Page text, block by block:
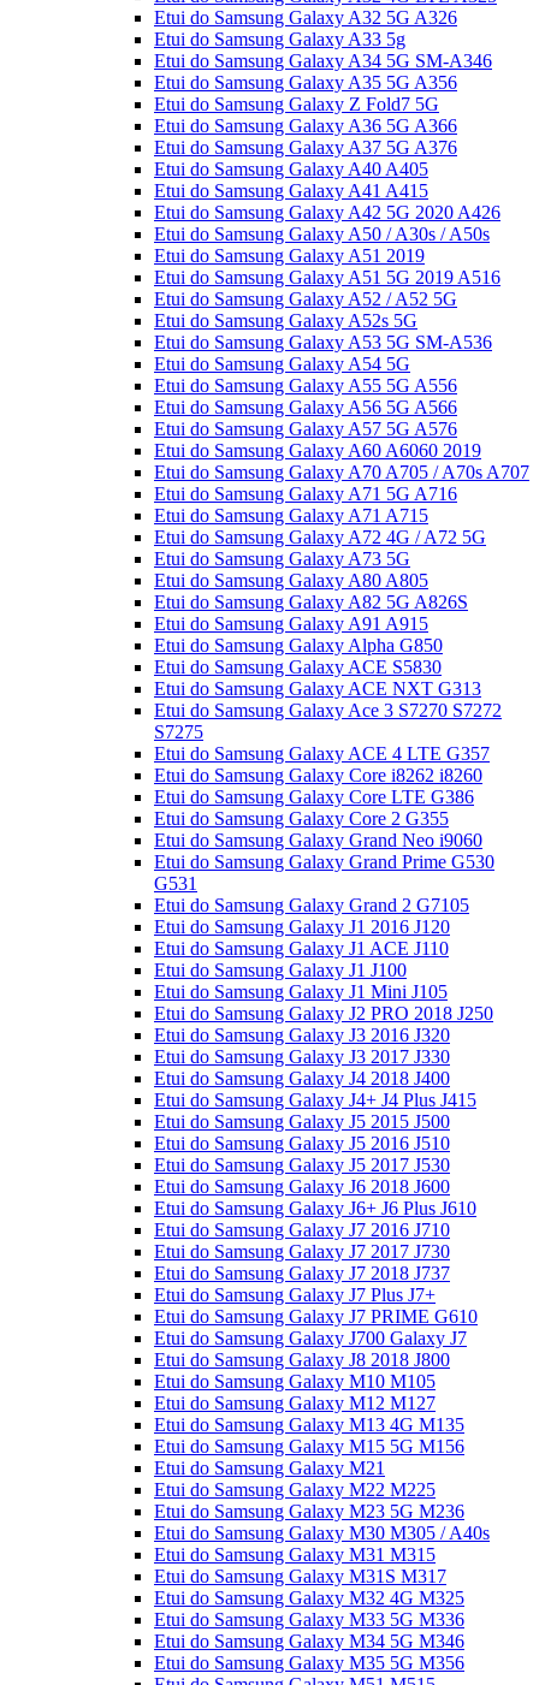
Etui do Samsung Galaxy A32 5G A326
Etui do Samsung Galaxy A33 5g
Etui do Samsung Galaxy A34 5G SM-A346
Etui do Samsung Galaxy A35 5G A356
Etui do Samsung Galaxy Z Fold7 5G
Etui do Samsung Galaxy A36 5G A366
Etui do Samsung Galaxy A37 5G A376
Etui do Samsung Galaxy A40 A405
Etui do Samsung Galaxy A41 A415
Etui do Samsung Galaxy A42 5G 2020 A426
Etui do Samsung Galaxy A50 / A30s / A50s
Etui do Samsung Galaxy A51 2019
Etui do Samsung Galaxy A51 5G 2019 A516
Etui do Samsung Galaxy A52 / A52 5G
Etui do Samsung Galaxy A52s 5G
Etui do Samsung Galaxy A53 5G SM-A536
Etui do Samsung Galaxy A54 5G
Etui do Samsung Galaxy A55 5G A556
Etui do Samsung Galaxy A56 5G A566
Etui do Samsung Galaxy A57 5G A576
Etui do Samsung Galaxy A60 A6060 2019
Etui do Samsung Galaxy A70 A705 / A70s A707
Etui do Samsung Galaxy A71 5G A716
Etui do Samsung Galaxy A71 A715
Etui do Samsung Galaxy A72 4G / A72 5G
Etui do Samsung Galaxy A73 5G
Etui do Samsung Galaxy A80 A805
Etui do Samsung Galaxy A82 5G A826S
Etui do Samsung Galaxy A91 A915
Etui do Samsung Galaxy Alpha G850
Etui do Samsung Galaxy ACE S5830
Etui do Samsung Galaxy ACE NXT G313
Etui do Samsung Galaxy Ace 3 S7270 S7272
S7275
Etui do Samsung Galaxy ACE 4 LTE G357
Etui do Samsung Galaxy Core i8262 i8260
Etui do Samsung Galaxy Core LTE G386
Etui do Samsung Galaxy Core 2 G355
Etui do Samsung Galaxy Grand Neo i9060
Etui do Samsung Galaxy Grand Prime G530
G531
Etui do Samsung Galaxy Grand 2 G7105
Etui do Samsung Galaxy J1 2016 J120
Etui do Samsung Galaxy J1 ACE J110
Etui do Samsung Galaxy J1 J100
Etui do Samsung Galaxy J1 Mini J105
Etui do Samsung Galaxy J2 PRO 2018 J250
Etui do Samsung Galaxy J3 2016 J320
Etui do Samsung Galaxy J3 2017 J330
Etui do Samsung Galaxy J4 2018 J400
Etui do Samsung Galaxy J4+ J4 Plus J415
Etui do Samsung Galaxy J5 2015 J500
Etui do Samsung Galaxy J5 2016 J510
Etui do Samsung Galaxy J5 2017 J530
Etui do Samsung Galaxy J6 2018 J600
Etui do Samsung Galaxy J6+ J6 Plus J610
Etui do Samsung Galaxy J7 2016 J710
Etui do Samsung Galaxy J7 2017 J730
Etui do Samsung Galaxy J7 2018 J737
Etui do Samsung Galaxy J7 Plus J7+
Etui do Samsung Galaxy J7 PRIME G610
Etui do Samsung Galaxy J700 Galaxy J7
Etui do Samsung Galaxy J8 2018 J800
Etui do Samsung Galaxy M10 M105
Etui do Samsung Galaxy M12 M127
Etui do Samsung Galaxy M13 4G M135
Etui do Samsung Galaxy M15 5G M156
Etui do Samsung Galaxy M21
Etui do Samsung Galaxy M22 M225
Etui do Samsung Galaxy M23 5G M236
Etui do Samsung Galaxy M30 M305 / A40s
Etui do Samsung Galaxy M31 M315
Etui do Samsung Galaxy M31S M317
Etui do Samsung Galaxy M32 4G M325
Etui do Samsung Galaxy M33 5G M336
Etui do Samsung Galaxy M34 5G M346
Etui do Samsung Galaxy M35 5G M356